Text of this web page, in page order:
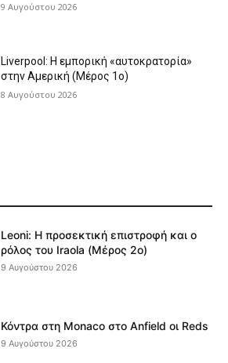
9 Αυγούστου 2026
Liverpool: Η εμπορική «αυτοκρατορία»
στην Αμερική (Μέρος 1ο)
8 Αυγούστου 2026
Leoni: Η προσεκτική επιστροφή και ο
ρόλος του Iraola (Μέρος 2ο)
9 Αυγούστου 2026
Κόντρα στη Monaco στο Anfield οι Reds
9 Αυγούστου 2026